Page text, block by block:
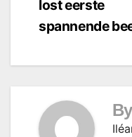
navigatie
lost eerste
spannende
By